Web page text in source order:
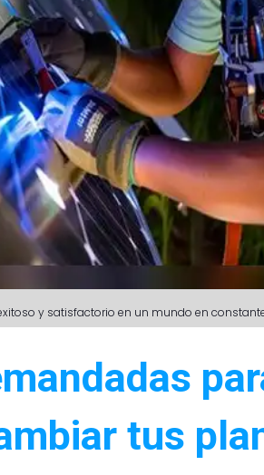
y satisfactorio en un mundo en
tus